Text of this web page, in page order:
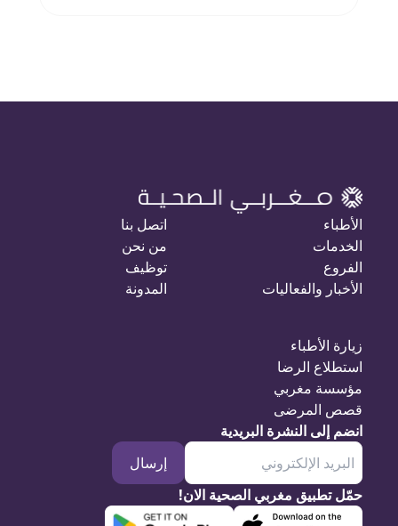
الأطباء
الخدمات
الفروع
الأخبار والفعاليات
اتصل بنا
من نحن
توظيف
المدونة
زيارة الأطباء
استطلاع الرضا
مؤسسة مغربي
قصص المرضى
انضم إلى النشرة البريدية
إرسال
حمّل تطبيق مغربي الصحية الان!